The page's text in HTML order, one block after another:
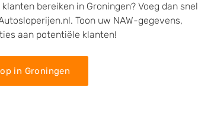
bereiken in Groningen? Voeg dan snel
Toon uw NAW-gegevens,
aan potentiële klanten!
in Groningen